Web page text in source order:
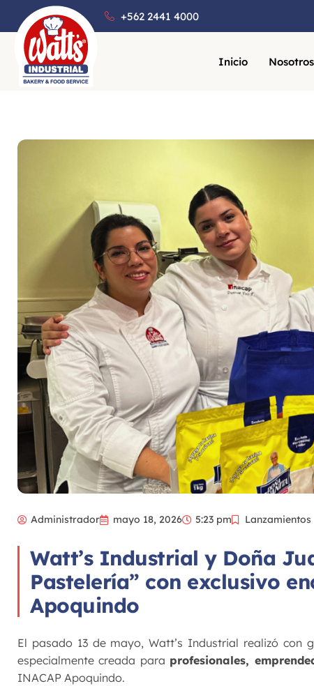
+562 2441 4000
Inicio Nosotros
Administrador mayo 18, 2026 5:23 pm Lanzamientos
Watt’s Industrial y Doña
Pastelería” con exclusivo
Apoquindo
El pasado 13 de mayo, Watt’s Industrial realizó con
especialmente creada para profesionales,
INACAP Apoquindo.